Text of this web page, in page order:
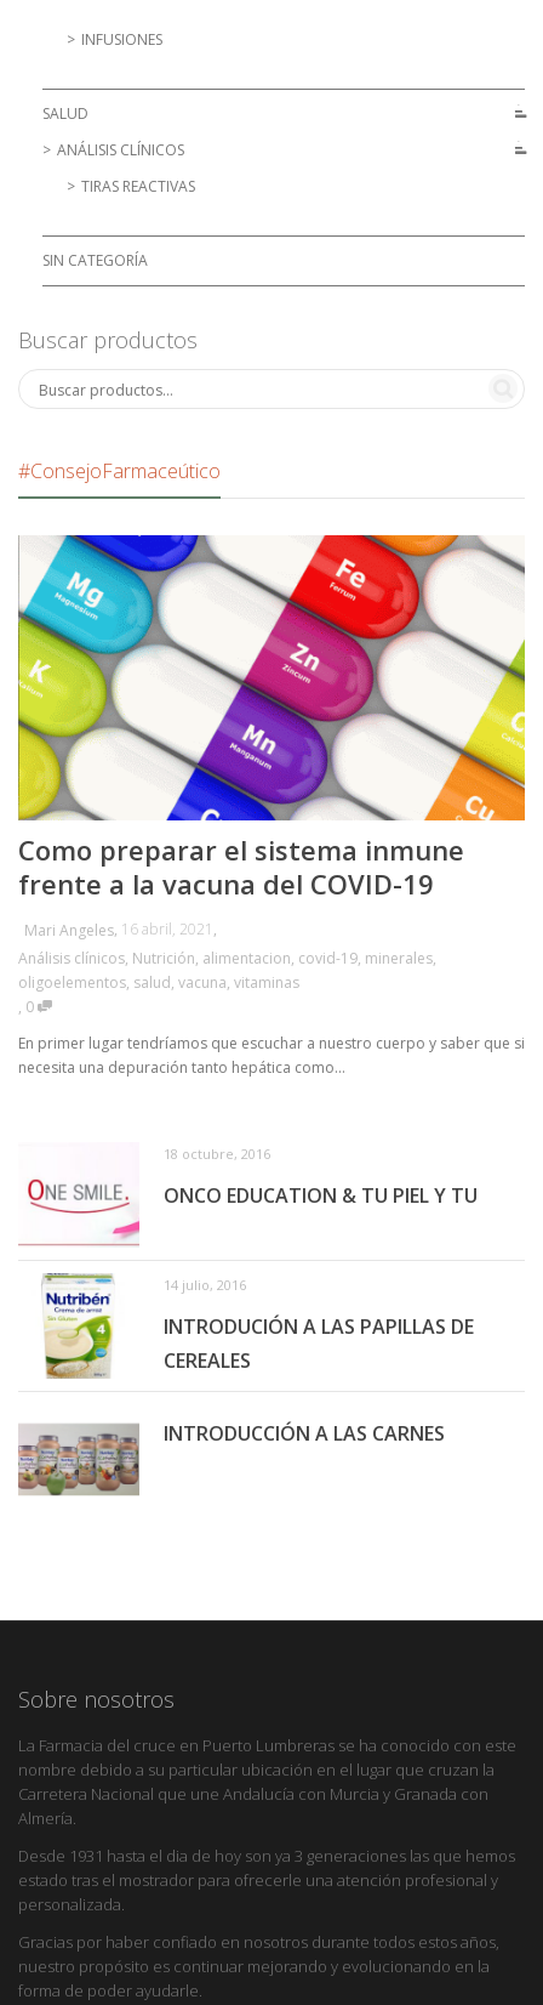
INFUSIONES
SALUD
ANÁLISIS CLÍNICOS
TIRAS REACTIVAS
SIN CATEGORÍA
Buscar productos
#ConsejoFarmaceútico
Como preparar el sistema inmune
frente a la vacuna del COVID-19
Mari Angeles, 16 abril, 2021 ,
Análisis clínicos, Nutrición, alimentacion, covid-19, minerales,
oligoelementos, salud, vacuna, vitaminas
, 0
En primer lugar tendríamos que escuchar a nuestro cuerpo y saber que si
necesita una depuración tanto hepática como...
18 octubre, 2016
ONCO EDUCATION & TU PIEL Y TU
14 julio, 2016
INTRODUCIÓN A LAS PAPILLAS DE
CEREALES
INTRODUCCIÓN A LAS CARNES
Sobre nosotros
La Farmacia del cruce en Puerto Lumbreras se ha conocido con este
nombre debido a su particular ubicación en el lugar que cruzan la
Carretera Nacional que une Andalucía con Murcia y Granada con
Almería.
Desde 1931 hasta el dia de hoy son ya 3 generaciones las que hemos
estado tras el mostrador para ofrecerle una atención profesional y
personalizada.
Gracias por haber confiado en nosotros durante todos estos años,
nuestro propósito es continuar mejorando y evolucionando en la
forma de poder ayudarle.